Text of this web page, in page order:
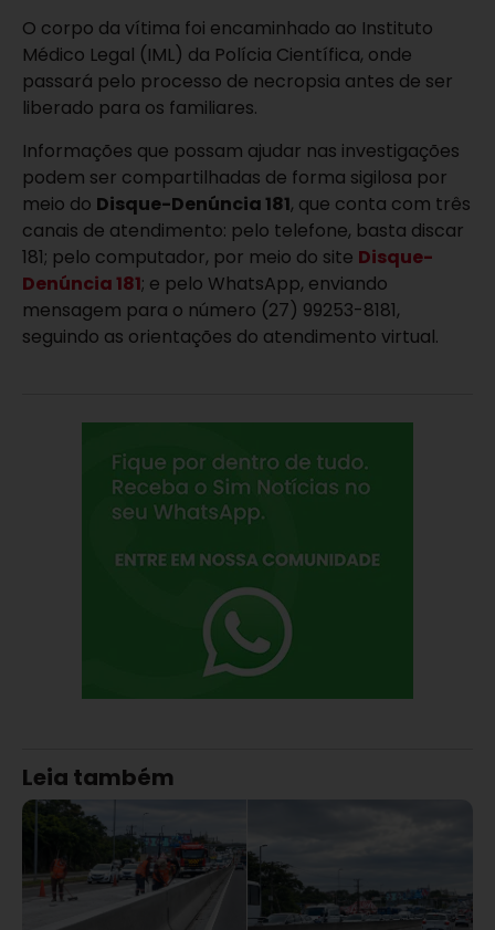
O corpo da vítima foi encaminhado ao Instituto
Médico Legal (IML) da Polícia Científica, onde
passará pelo processo de necropsia antes de ser
liberado para os familiares.
Informações que possam ajudar nas investigações
podem ser compartilhadas de forma sigilosa por
meio do Disque-Denúncia 181, que conta com três
canais de atendimento: pelo telefone, basta discar
181; pelo computador, por meio do site Disque-
Denúncia 181; e pelo WhatsApp, enviando
mensagem para o número (27) 99253-8181,
seguindo as orientações do atendimento virtual.
Leia também